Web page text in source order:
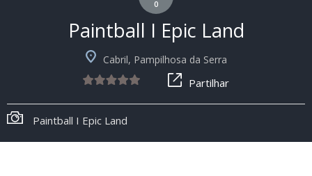
0
Paintball I Epic Land
Cabril, Pampilhosa da Serra
Partilhar
Paintball I Epic Land